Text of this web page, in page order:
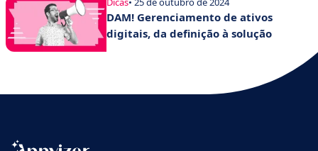
DAM! Gerenciamento de ativos
digitais, da definição à solução